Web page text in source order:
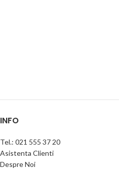
INFO
Tel.: 021 555 37 20
Asistenta Clienti
Despre Noi